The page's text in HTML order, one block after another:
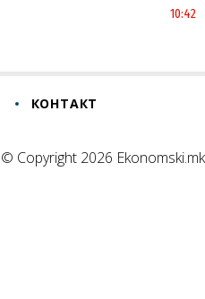
10:42
КОНТАКТ
© Copyright 2026 Ekonomski.mk